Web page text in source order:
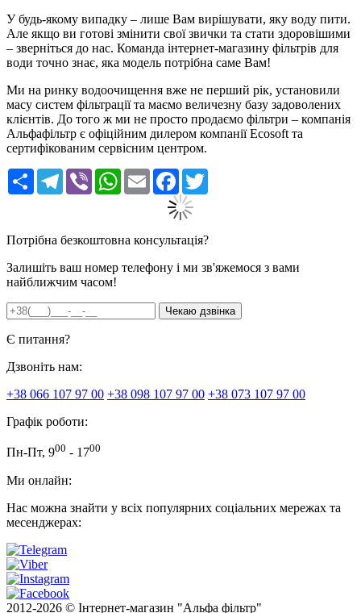
У будь-якому випадку – лише Вам вирішувати, яку воду пити.
Але якщо ви готові змінити свої звички та стати здоровішими
– зверніться до нас. Команда інтернет-магазину фільтрів для
води точно знає, яка модель потрібна саме Вам!
Ми на ринку водоочищення вже не перший рік, установили
масу систем фільтрації та маємо величезну базу задоволених
клієнтів. До того ж ми не просто продаємо фільтри – компанія
Альфафільтр є офіційним дилером компанії Ecosoft та
сертифікованим сервісним центром.
РесурсTelegram
Viber WhatsApp
Email Facebook
Потрібна безкоштовна консультація?
Залишіть ваш номер телефону і ми зв'яжемося з вами
найближчим часом!
Є питання?
Дзвоніть нам:
+38 066 107 97 00 +38 098 107 97 00 +38 073 107 97 00
Графік роботи:
Пн-Пт, 900 - 1700
Ми онлайн:
Нас можна знайти у всіх популярних соціальних мережах та
месенджерах:
2012-2026 © Інтернет-магазин "Альфа фільтр"